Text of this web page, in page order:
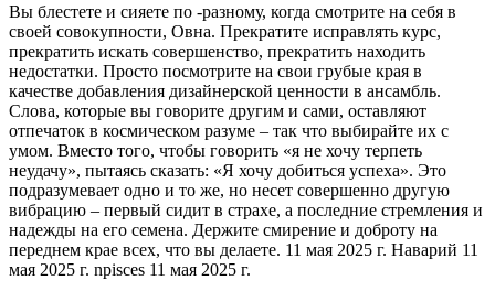
Вы блестете и сияете по -разному, когда смотрите на себя в
своей совокупности, Овна. Прекратите исправлять курс,
прекратить искать совершенство, прекратить находить
недостатки. Просто посмотрите на свои грубые края в
качестве добавления дизайнерской ценности в ансамбль.
Слова, которые вы говорите другим и сами, оставляют
отпечаток в космическом разуме – так что выбирайте их с
умом. Вместо того, чтобы говорить «я не хочу терпеть
неудачу», пытаясь сказать: «Я хочу добиться успеха». Это
подразумевает одно и то же, но несет совершенно другую
вибрацию – первый сидит в страхе, а последние стремления и
надежды на его семена. Держите смирение и доброту на
переднем крае всех, что вы делаете. 11 мая 2025 г. Наварий 11
мая 2025 г. npisces 11 мая 2025 г.